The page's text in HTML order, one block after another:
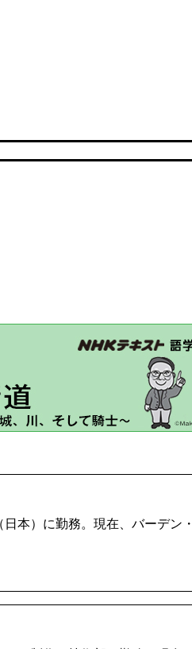
本）に勤務。現在、バーデ